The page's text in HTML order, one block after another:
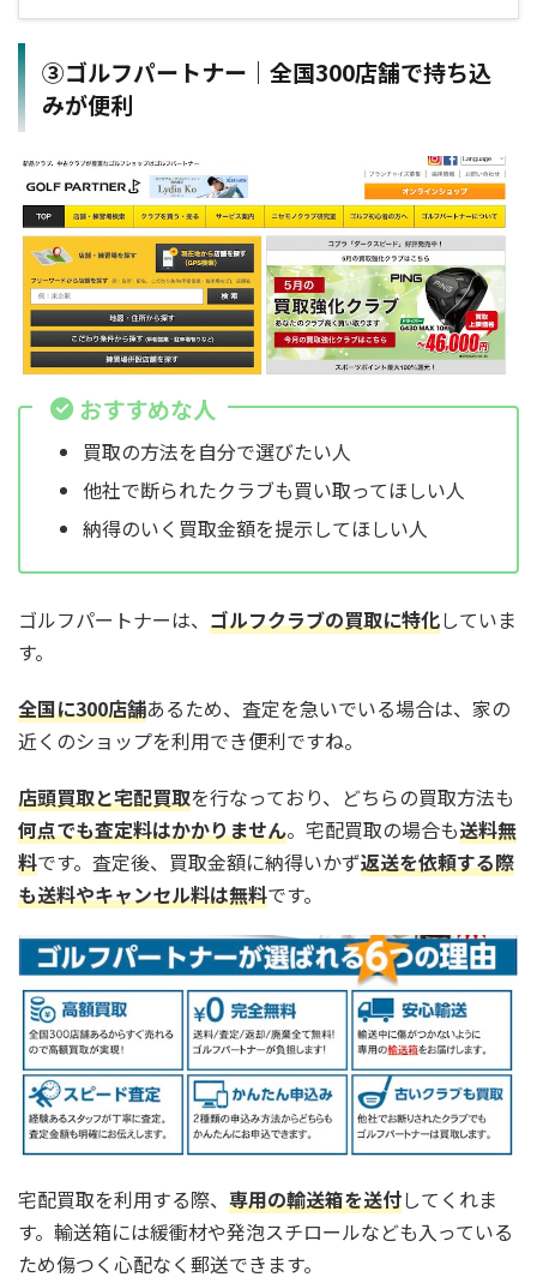
③ゴルフパートナー｜全国300店舗で持ち込
みが便利
おすすめな人
買取の方法を自分で選びたい人
他社で断られたクラブも買い取ってほしい人
納得のいく買取金額を提示してほしい人
ゴルフパートナーは、 ゴルフクラブの買取に特化していま
す。
全国に300店舗あるため、査定を急いでいる場合は、家の
近くのショップを利用でき便利ですね。
店頭買取と宅配買取を行なっており、どちらの買取方法も
何点でも査定料はかかりません。宅配買取の場合も送料無
料です。査定後、買取金額に納得いかず返送を依頼する際
も送料やキャンセル料は無料です。
宅配買取を利用する際、 専用の輸送箱を送付してくれま
す。輸送箱には緩衝材や発泡スチロールなども入っている
ため傷つく心配なく郵送できます。